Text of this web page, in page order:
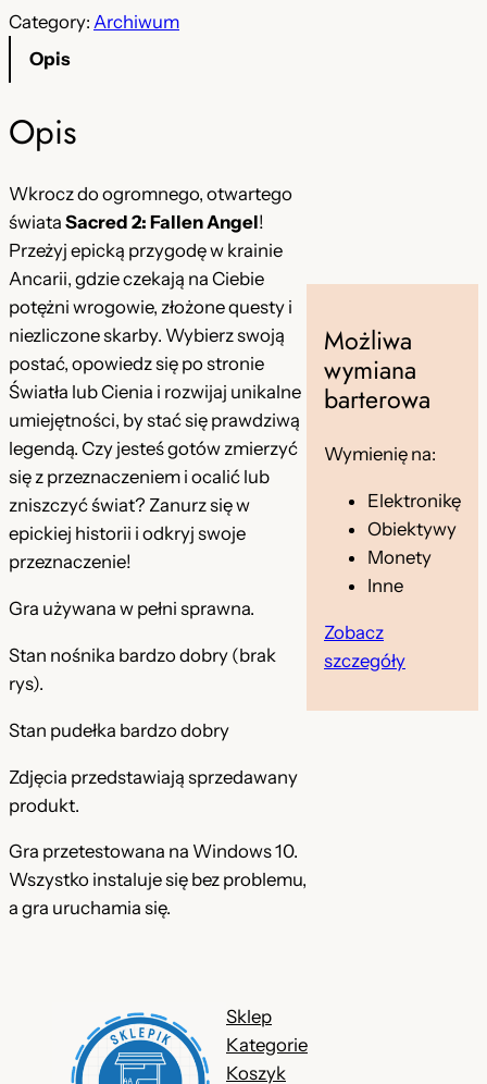
a
s
i
ł
a
:
4
5
,
0
0
ł
i
:
1
4
,
9
9
z
ł
Category: Archiwum
Opis
Opis
Wkrocz do ogromnego, otwartego
świata Sacred 2: Fallen Angel!
Przeżyj epicką przygodę w krainie
Ancarii, gdzie czekają na Ciebie
potężni wrogowie, złożone questy i
niezliczone skarby. Wybierz swoją
postać, opowiedz się po stronie
Światła lub Cienia i rozwijaj unikalne
umiejętności, by stać się prawdziwą
legendą. Czy jesteś gotów zmierzyć
się z przeznaczeniem i ocalić lub
zniszczyć świat? Zanurz się w
epickiej historii i odkryj swoje
przeznaczenie!
Gra używana w pełni sprawna.
Stan nośnika bardzo dobry (brak
rys).
Stan pudełka bardzo dobry
Zdjęcia przedstawiają sprzedawany
produkt.
Gra przetestowana na Windows 10.
Wszystko instaluje się bez problemu,
a gra uruchamia się.
Możliwa
wymiana
barterowa
Wymienię na:
Elektronikę
Obiektywy
Monety
Inne
Zobacz
szczegóły
Sklep
Kategorie
Koszyk